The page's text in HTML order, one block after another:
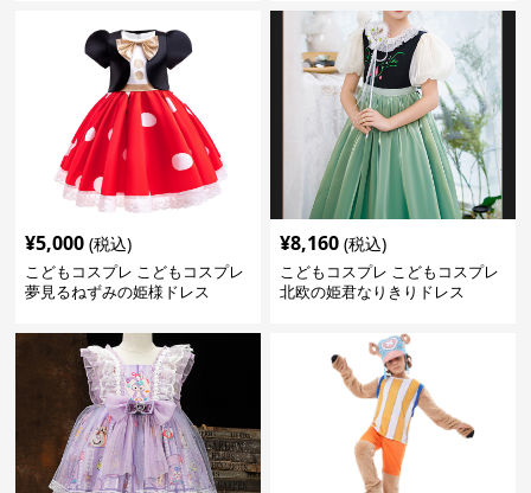
¥5,000 (税込)
こどもコスプレ こどもコスプレ
夢見るねずみの姫様ドレス
¥8,160 (税込)
こどもコスプレ こどもコスプレ
北欧の姫君なりきりドレス